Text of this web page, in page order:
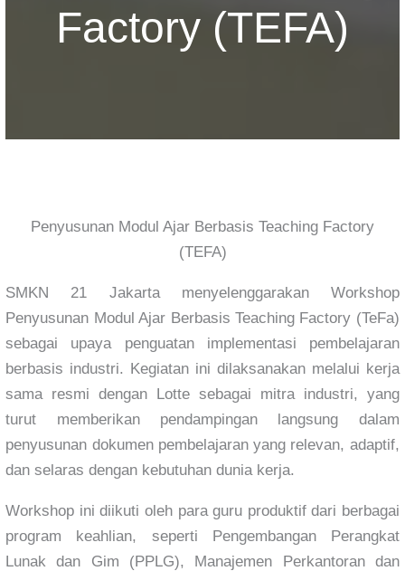
Factory (TEFA)
Penyusunan Modul Ajar Berbasis Teaching Factory
(TEFA)
SMKN 21 Jakarta menyelenggarakan Workshop
Penyusunan Modul Ajar Berbasis Teaching Factory (TeFa)
sebagai upaya penguatan implementasi pembelajaran
berbasis industri. Kegiatan ini dilaksanakan melalui kerja
sama resmi dengan Lotte sebagai mitra industri, yang
turut memberikan pendampingan langsung dalam
penyusunan dokumen pembelajaran yang relevan, adaptif,
dan selaras dengan kebutuhan dunia kerja.
Workshop ini diikuti oleh para guru produktif dari berbagai
program keahlian, seperti Pengembangan Perangkat
Lunak dan Gim (PPLG), Manajemen Perkantoran dan